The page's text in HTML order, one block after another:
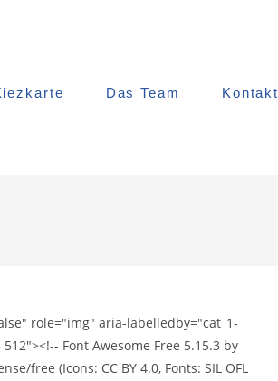
Das Team Kontakt